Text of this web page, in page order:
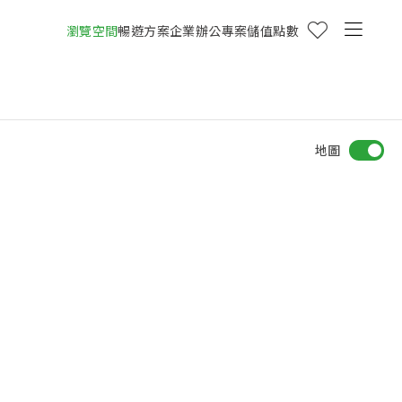
瀏覽空間暢遊方案企業辦公專案儲值點數
地圖